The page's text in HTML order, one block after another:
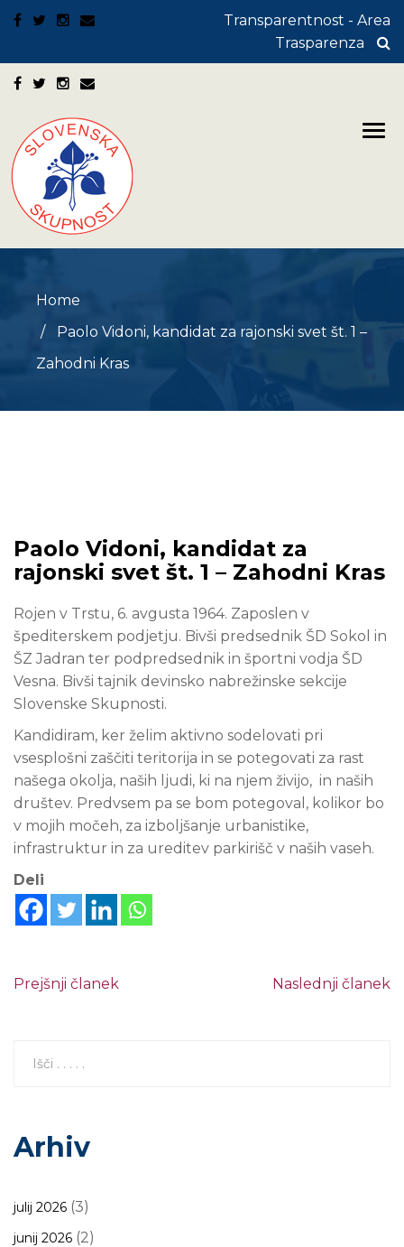
Transparentnost - Area
Trasparenza
Home
Paolo Vidoni, kandidat za rajonski svet št. 1 –
Zahodni Kras
Paolo Vidoni, kandidat za
rajonski svet št. 1 – Zahodni Kras
Rojen v Trstu, 6. avgusta 1964. Zaposlen v
špediterskem podjetju. Bivši predsednik ŠD Sokol in
ŠZ Jadran ter podpredsednik in športni vodja ŠD
Vesna. Bivši tajnik devinsko nabrežinske sekcije
Slovenske Skupnosti.
Kandidiram, ker želim aktivno sodelovati pri
vsesplošni zaščiti teritorija in se potegovati za rast
našega okolja, naših ljudi, ki na njem živijo, in naših
društev. Predvsem pa se bom potegoval, kolikor bo
v mojih močeh, za izboljšanje urbanistike,
infrastruktur in za ureditev parkirišč v naših vaseh.
Deli
Prejšnji članek Naslednji članek
Arhiv
julij 2026 (3)
junij 2026 (2)